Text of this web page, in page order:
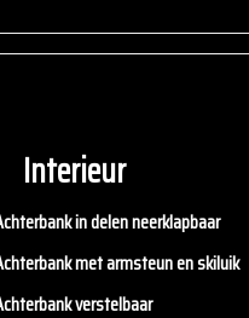
Interieur
in delen neerklapbaar
met armsteun en skiluik
verstelbaar